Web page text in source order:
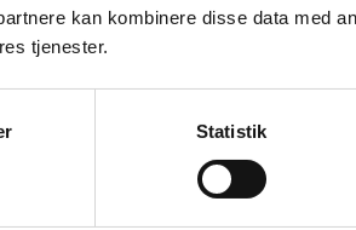
kan kombinere disse data med
tjenester.
Statistik